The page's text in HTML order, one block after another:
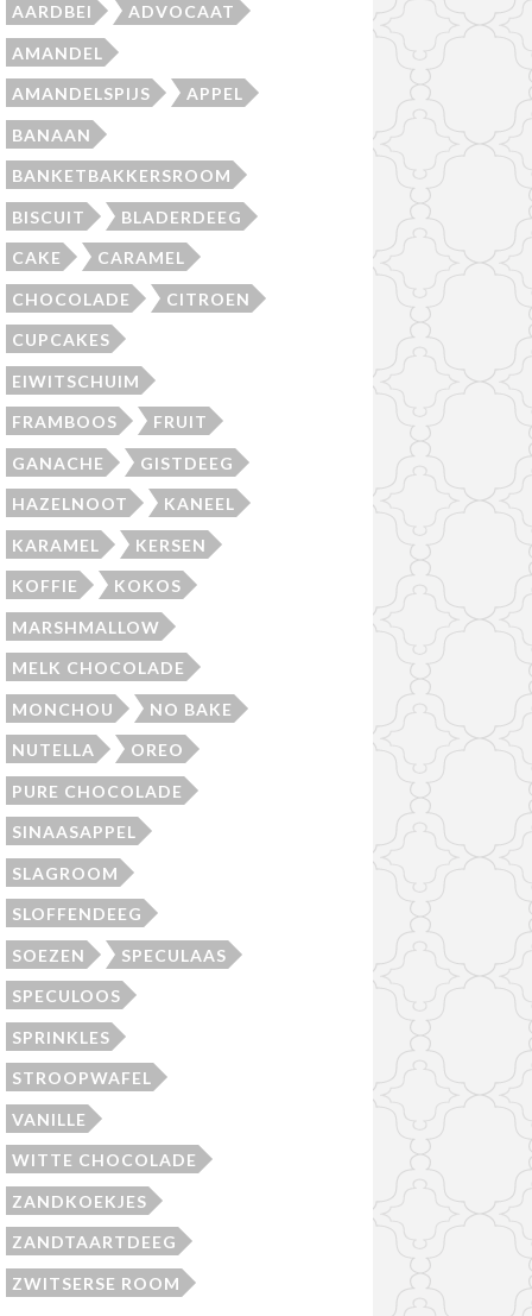
AARDBEI ADVOCAAT
AMANDEL
AMANDELSPIJS APPEL
BANAAN
BANKETBAKKERSROOM
BISCUIT BLADERDEEG
CAKE CARAMEL
CHOCOLADE CITROEN
CUPCAKES
EIWITSCHUIM
FRAMBOOS FRUIT
GANACHE GISTDEEG
HAZELNOOT KANEEL
KARAMEL KERSEN
KOFFIE KOKOS
MARSHMALLOW
MELK CHOCOLADE
MONCHOU NO BAKE
NUTELLA OREO
PURE CHOCOLADE
SINAASAPPEL
SLAGROOM
SLOFFENDEEG
SOEZEN SPECULAAS
SPECULOOS
SPRINKLES
STROOPWAFEL
VANILLE
WITTE CHOCOLADE
ZANDKOEKJES
ZANDTAARTDEEG
ZWITSERSE ROOM